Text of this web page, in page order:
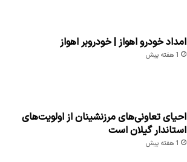
امداد خودرو اهواز | خودروبر اهواز
1 هفته پیش
احیای تعاونی‌های مرزنشینان از اولویت‌های
استاندار گیلان است
1 هفته پیش